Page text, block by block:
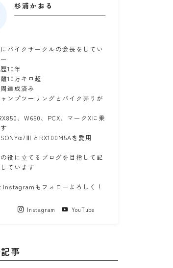
ドライバッグ
タンド ユーザー車検
海道ツーリング
ジン 知多半島
杉浦かおる
バイクサークルの会長をしてい
10年
10万キロ超
達成済み
ンプツーリングとバイク弄りが
、W650、PCX、マークXに乗
とRX100M5Aを愛用
役に立てるブログを目指して記
ています
もフォローよろしく！
Instagram YouTube
事